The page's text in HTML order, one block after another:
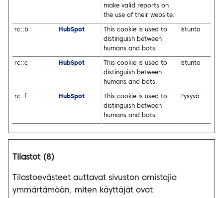
make valid reports on
the use of their website.
rc::b HubSpot
This cookie is used to
distinguish between
humans and bots.
Istunto
rc::c HubSpot
This cookie is used to
distinguish between
humans and bots.
Istunto
rc::f HubSpot
This cookie is used to
distinguish between
humans and bots.
Pysyvä
Tilastot (8)
Tilastoevästeet auttavat sivuston omistajia
ymmärtämään, miten käyttäjät ovat